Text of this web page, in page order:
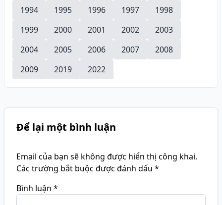
1994
1995 1996 1997
1998
1999
2000 2001 2002
2003
2004
2005 2006 2007
2008
2009
2019 2022
Để lại một bình luận
Email của bạn sẽ không được hiển thị công khai.
Các trường bắt buộc được đánh dấu *
Bình luận *